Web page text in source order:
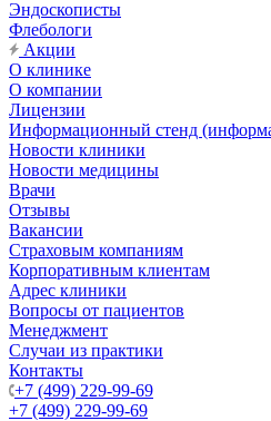
Эндоскописты
Флебологи
Акции
О клинике
О компании
Лицензии
Информационный стенд
Новости клиники
Новости медицины
Врачи
Отзывы
Вакансии
Страховым компаниям
Корпоративным клиентам
Адрес клиники
Вопросы от пациентов
Менеджмент
Случаи из практики
Контакты
+7 (499) 229-99-69
+7 (499) 229-99-69